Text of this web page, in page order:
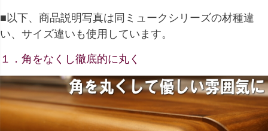
■以下、商品説明写真は同ミュークシリーズの材種違
い、サイズ違いも使用しています。
１．角をなくし徹底的に丸く